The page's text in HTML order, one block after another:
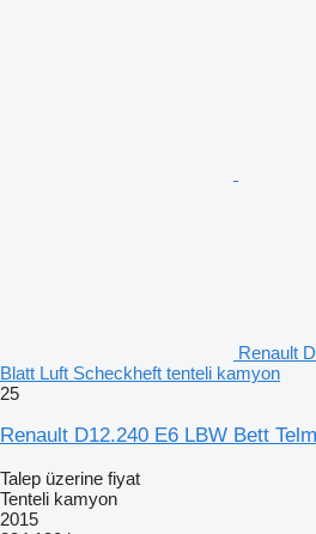
Renault
Blatt Luft Scheckheft tenteli kamyon
25
Renault D12.240 E6 LBW Bett
Talep üzerine fiyat
Tenteli kamyon
2015